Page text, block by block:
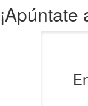
¡Apúntate